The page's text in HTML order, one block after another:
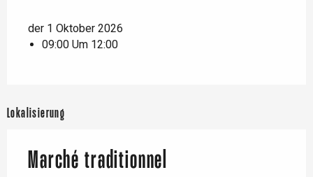
der 1 Oktober 2026
09:00 Um 12:00
Lokalisierung
Marché traditionnel